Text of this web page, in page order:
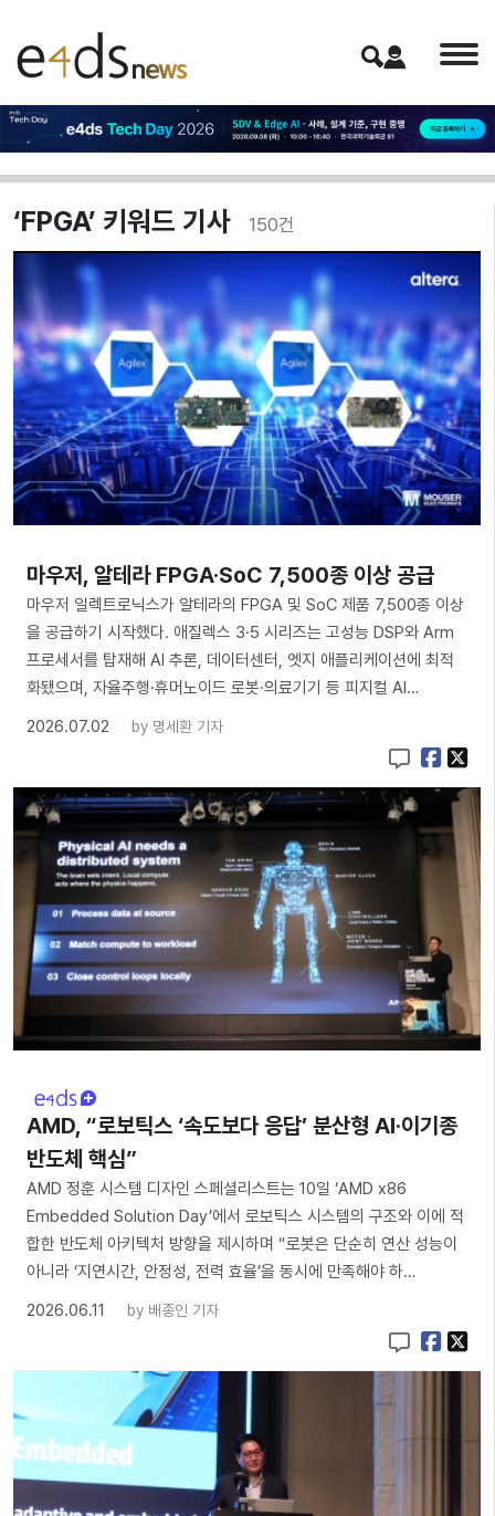
‘FPGA’ 키워드 기사 150건
마우저, 알테라 FPGA·SoC 7,500종 이상 공급
마우저 일렉트로닉스가 알테라의 FPGA 및 SoC 제품 7,500종 이상
을 공급하기 시작했다. 애질렉스 3·5 시리즈는 고성능 DSP와 Arm
프로세서를 탑재해 AI 추론, 데이터센터, 엣지 애플리케이션에 최적
화됐으며, 자율주행·휴머노이드 로봇·의료기기 등 피지컬 AI…
2026.07.02
by 명세환 기자
AMD, “로보틱스 ‘속도보다 응답’ 분산형 AI·이기종
반도체 핵심”
AMD 정훈 시스템 디자인 스페셜리스트는 10일 ‘AMD x86
Embedded Solution Day’에서 로보틱스 시스템의 구조와 이에 적
합한 반도체 아키텍처 방향을 제시하며 “로봇은 단순히 연산 성능이
아니라 ‘지연시간, 안정성, 전력 효율’을 동시에 만족해야 하…
2026.06.11
by 배종인 기자